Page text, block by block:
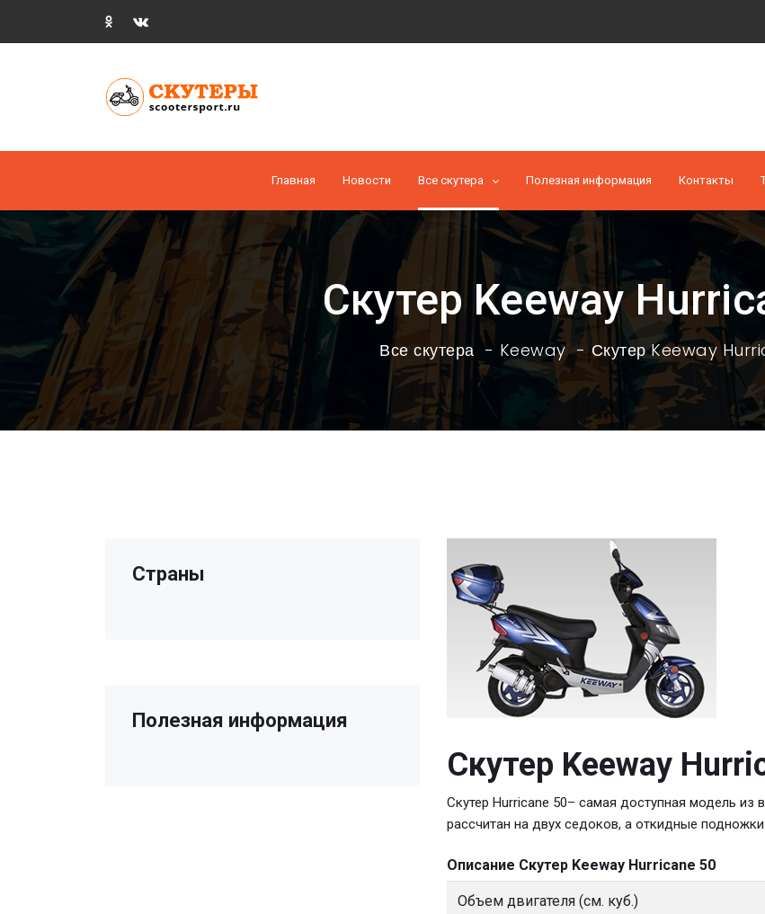
Главная Новости Все скутера Полезная информация Контакты
Скутер Keeway
Все скутера Keeway Скутер Keeway
Скутер Keeway
Скутер Hurricane 50– самая доступная модель из
рассчитан на двух седоков, а откидные
Описание Скутер Keeway Hurricane 50
Объем двигателя (см. куб.)
Страны
Полезная информация